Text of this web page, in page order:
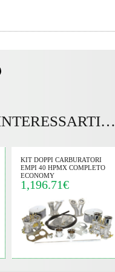
KIT DOPPI CARBURATORI
EMPI 40 HPMX COMPLETO
ECONOMY
1,196.71€